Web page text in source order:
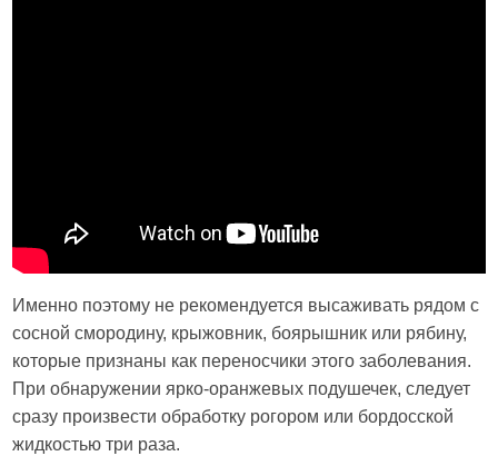
Именно поэтому не рекомендуется высаживать рядом с
сосной смородину, крыжовник, боярышник или рябину,
которые признаны как переносчики этого заболевания.
При обнаружении ярко-оранжевых подушечек, следует
сразу произвести обработку рогором или бордосской
жидкостью три раза.